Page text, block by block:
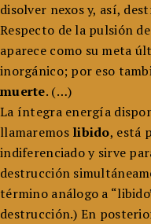
disolver nexos y, así,
Respecto de la pulsión
aparece como su meta
inorgánico; por eso
muerte. (…)
La íntegra energía
llamaremos libido, está
indiferenciado y sirve
destrucción
término análogo a
destrucción.) En